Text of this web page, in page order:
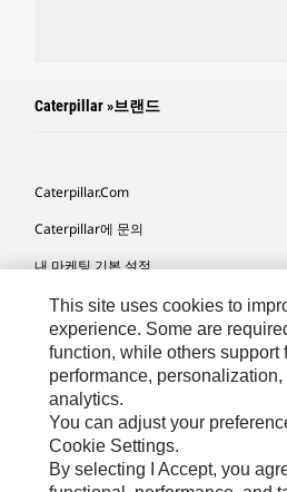
Caterpillar »브랜드
Caterpillar.com
Caterpillar에 문의
내 마케팅 기본 설정
사이트 맵
Cookie Settings
법적 고지
개인정보취급방침
위치정보 이용약관
This site uses cookies to
experience. Some are
function, while others support
performance, personalization,
analytics.
You can adjust your
Cookie Settings.
By selecting I Accept, you